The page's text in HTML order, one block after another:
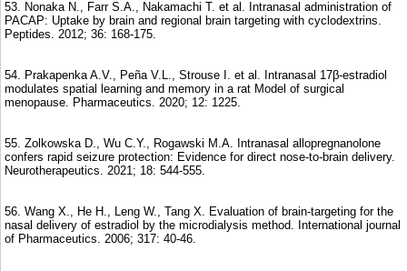
53. Nonaka N., Farr S.A., Nakamachi T. et al. Intranasal administration of
PACAP: Uptake by brain and regional brain targeting with cyclodextrins.
Peptides. 2012; 36: 168-175.
54. Prakapenka A.V., Peña V.L., Strouse I. et al. Intranasal 17β-estradiol
modulates spatial learning and memory in a rat Model of surgical
menopause. Pharmaceutics. 2020; 12: 1225.
55. Zolkowska D., Wu C.Y., Rogawski M.A. Intranasal allopregnanolone
confers rapid seizure protection: Evidence for direct nose-to-brain delivery.
Neurotherapeutics. 2021; 18: 544-555.
56. Wang X., He H., Leng W., Tang X. Evaluation of brain-targeting for the
nasal delivery of estradiol by the microdialysis method. International journal
of Pharmaceutics. 2006; 317: 40-46.